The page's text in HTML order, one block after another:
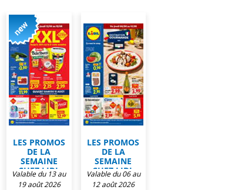
LES PROMOS
DE LA
SEMAINE
CHEZ LIDL
Valable du 13 au
19 août 2026
LES PROMOS
DE LA
SEMAINE
CHEZ LIDL
Valable du 06 au
12 août 2026